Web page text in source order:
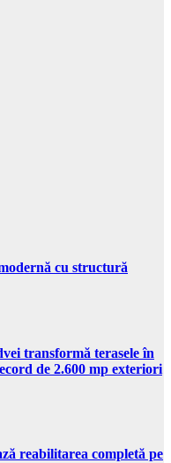
cu structură
transformă terasele în
de 2.600 mp exteriori
reabilitarea completă pe